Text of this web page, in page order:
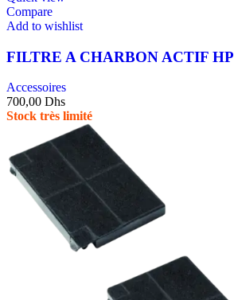
Compare
Add to wishlist
FILTRE A CHARBON ACTIF HP
Accessoires
700,00 Dhs
Stock très limité